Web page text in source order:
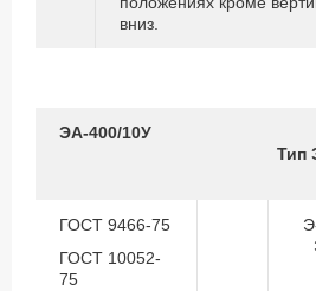
вниз.
ЭА-400/10У
Тип
ГОСТ 9466-75
ГОСТ 10052-
75